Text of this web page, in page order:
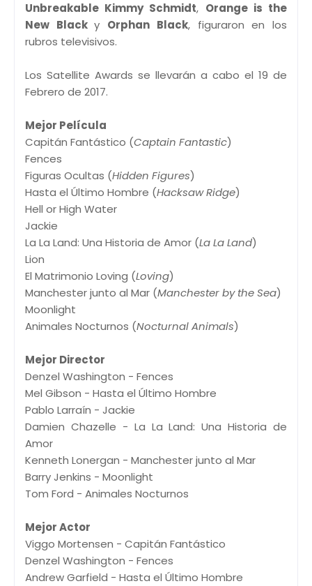
Unbreakable Kimmy Schmidt, Orange is the
New Blacky Orphan Black, figuraron en los
rubros televisivos.
Los Satellite Awards se llevarán a cabo el 19 de
Febrero de 2017.
Mejor Película
Capitán Fantástico (Captain Fantastic)
Fences
Figuras Ocultas (Hidden Figures)
Hasta el Último Hombre (Hacksaw Ridge)
Hell or High Water
Jackie
La La Land: Una Historia de Amor (La La Land)
Lion
El Matrimonio Loving (Loving)
Manchester junto al Mar (Manchester by the Sea)
Moonlight
Animales Nocturnos (Nocturnal Animals)
Mejor Director
Denzel Washington - Fences
Mel Gibson - Hasta el Último Hombre
Pablo Larraín - Jackie
Damien Chazelle - La La Land: Una Historia de
Amor
Kenneth Lonergan - Manchester junto al Mar
Barry Jenkins - Moonlight
Tom Ford - Animales Nocturnos
Mejor Actor
Viggo Mortensen - Capitán Fantástico
Denzel Washington - Fences
Andrew Garfield - Hasta el Último Hombre